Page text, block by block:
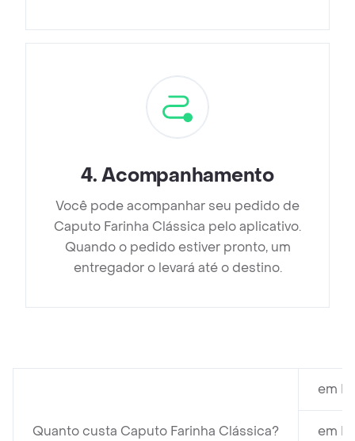
4.Acompanhamento
Você pode acompanhar seu pedido de
Caputo Farinha Clássica pelo aplicativo.
Quando o pedido estiver pronto, um
entregador o levará até o destino.
Quanto custa Caputo Farinha Clássica?
em
em